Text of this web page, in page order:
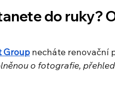
do ruky?
Group necháte renovační
o fotografie,